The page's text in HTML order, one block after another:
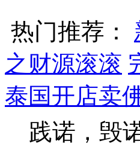
热门推荐：
之财源滚滚
泰国开店卖
践诺，毁